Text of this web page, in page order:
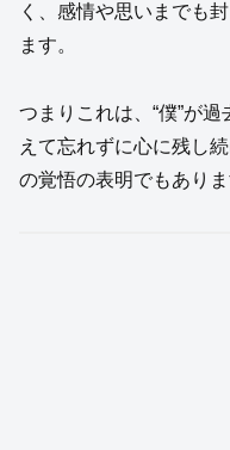
く、感情や思いまでも
ます。
つまりこれは、“僕”が
えて忘れずに心に残し
の覚悟の表明でもありま